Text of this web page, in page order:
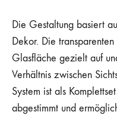
Die Gestaltung basiert
Dekor. Die
Glasfläche gezielt auf
Verhältnis zwischen
System ist als
abgestimmt und